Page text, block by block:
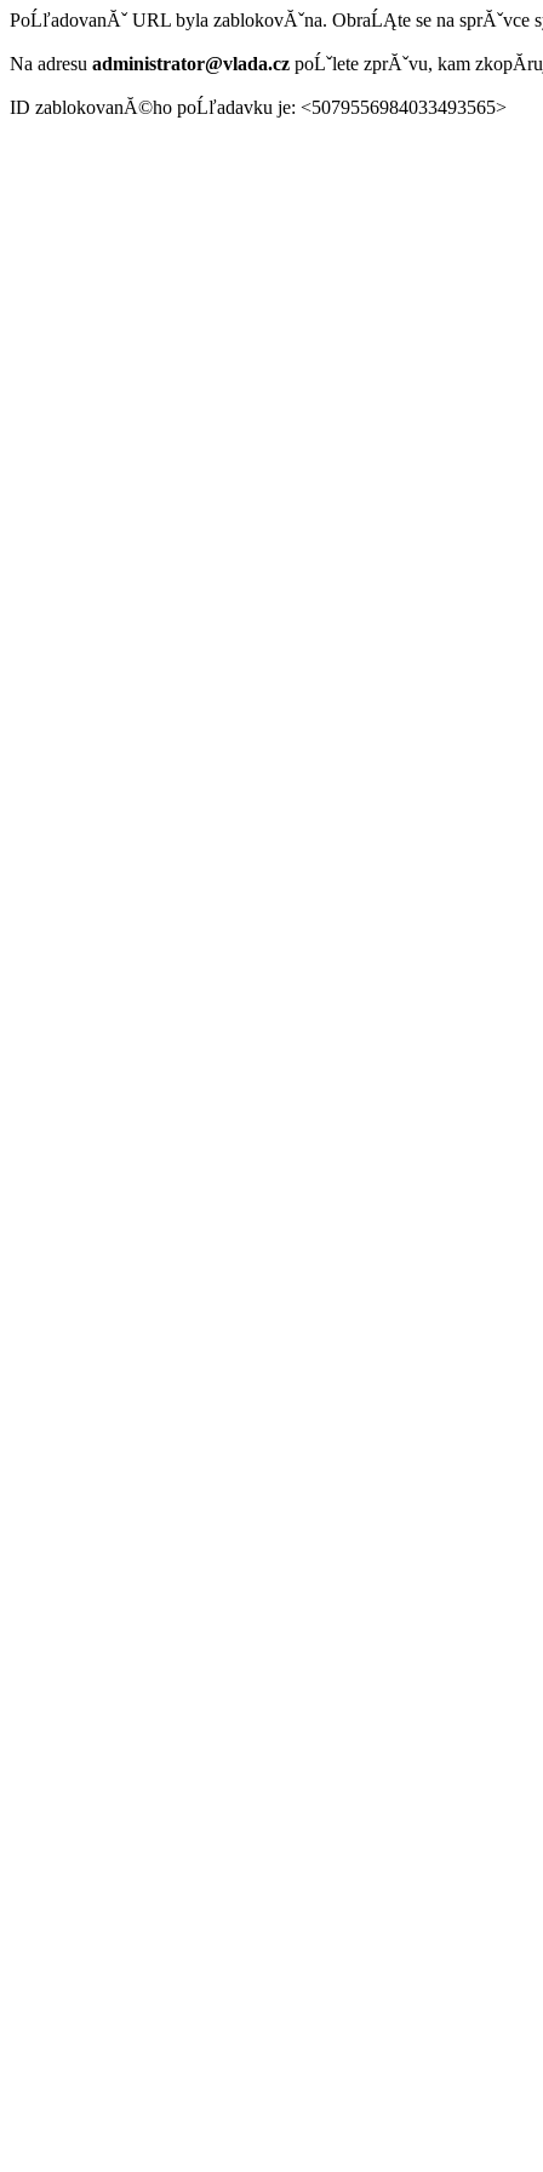
PoĹľadovanĂˇ URL byla zablokovĂˇna. ObraĹĄte se na sprĂˇvce
Na adresu administrator@vlada.cz poĹˇlete zprĂˇvu, kam
ID zablokovanĂ©ho poĹľadavku je: <5079556984033493565>